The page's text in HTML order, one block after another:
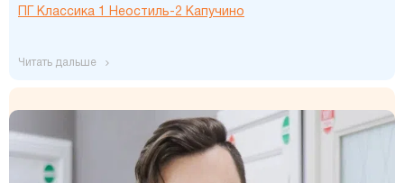
ПГ Классика 1 Неостиль-2 Капучино
читать дальше